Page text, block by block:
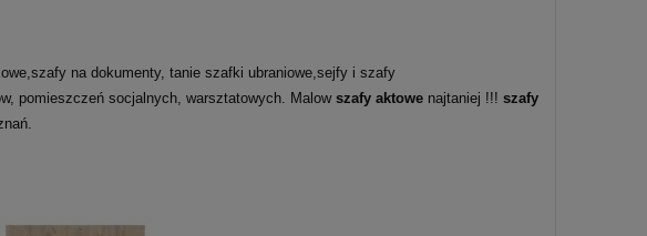
na dokumenty, tanie szafki ubraniowe,sejfy i szafy
pomieszczeń socjalnych, warsztatowych. Malow szafy aktowe najtaniej !!! szafy